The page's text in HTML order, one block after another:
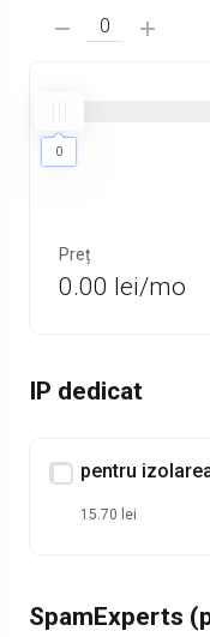
0
Preț
0.00 lei/mo
IP dedicat
pentru
15.70 lei
SpamExperts